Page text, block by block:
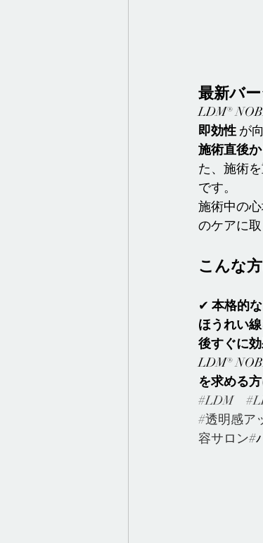
最新バ
LDM®
即効性 が
施術直後
た、施術
です。
施術中の
のケアに
こんな
✔ 本格的
ほうれい
後すぐに
LDM®
を求める
#LDM
#透明感ア
容サロン#